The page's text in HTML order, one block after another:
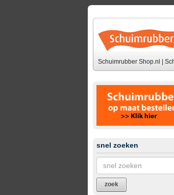
Schuimrubber Shop.nl |
snel zoeken
zoek